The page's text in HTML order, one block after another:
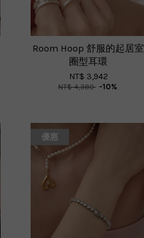
Room Hoop 舒服的起居室
圈型耳環
NT$ 3,942
NT$ 4,380 -10%
優惠